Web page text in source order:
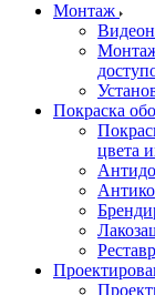
Монтаж
Покраска
цвета